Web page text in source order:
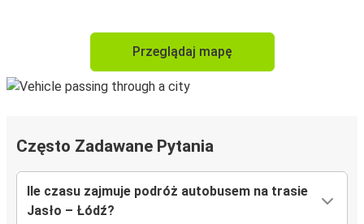
Przeglądaj mapę
Często Zadawane Pytania
Ile czasu zajmuje podróż autobusem na trasie
Jasło – Łódź?